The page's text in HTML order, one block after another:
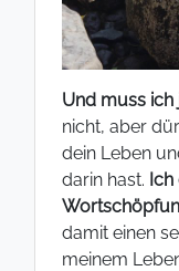
Und muss ich
nicht, aber
dein Leben
darin hast. Ich
damit einen
meinem